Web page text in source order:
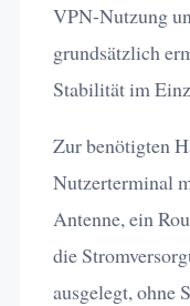
VPN-Nutzung
grundsätzlich
Stabilität im
Zur benötigten
Nutzerterminal
Antenne, ein
die
ausgelegt, ohne